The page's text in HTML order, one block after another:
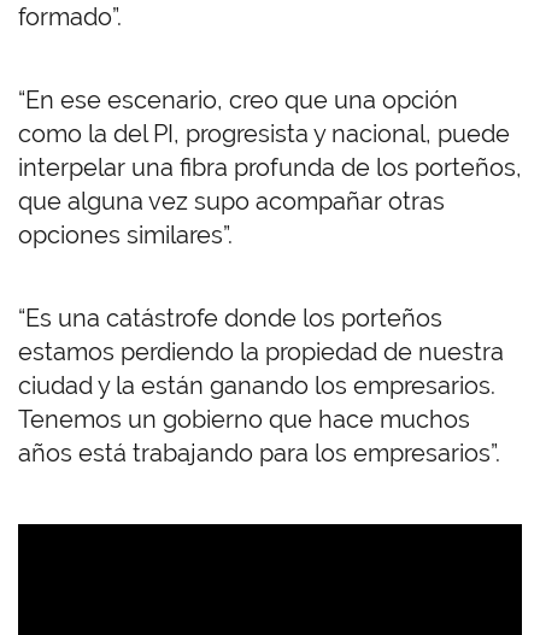
formado”.
“En ese escenario, creo que una opción
como la del PI, progresista y nacional, puede
interpelar una fibra profunda de los porteños,
que alguna vez supo acompañar otras
opciones similares”.
“Es una catástrofe donde los porteños
estamos perdiendo la propiedad de nuestra
ciudad y la están ganando los empresarios.
Tenemos un gobierno que hace muchos
años está trabajando para los empresarios”.